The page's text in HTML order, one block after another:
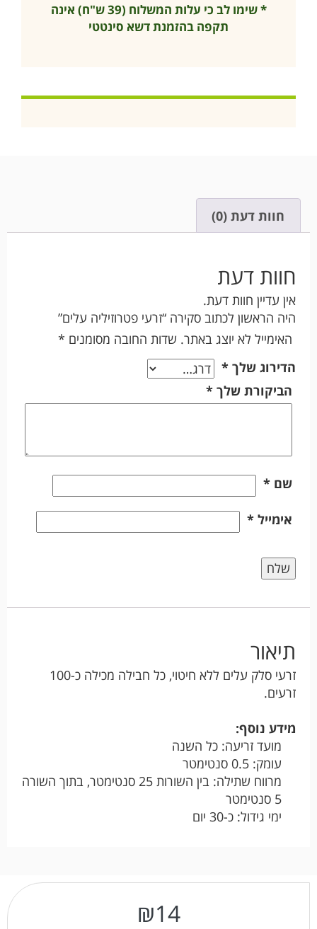
* שימו לב כי עלות המשלוח (39 ש"ח) אינה
תקפה בהזמנת דשא סינטטי
חוות דעת (0)
חוות דעת
אין עדיין חוות דעת.
היה הראשון לכתוב סקירה “זרעי פטרוזיליה עלים”
האימייל לא יוצג באתר. שדות החובה מסומנים *
הדירוג שלך *
הביקורת שלך *
שם *
אימייל *
תיאור
זרעי סלק עלים ללא חיטוי, כל חבילה מכילה כ-100
זרעים.
מידע נוסף:
מועד זריעה: כל השנה
עומק: 0.5 סנטימטר
מרווח שתילה: בין השורות 25 סנטימטר, בתוך השורה
5 סנטימטר
ימי גידול: כ-30 יום
₪14